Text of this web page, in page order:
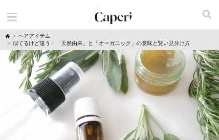
H
o
m
e
ヘアアイテム
似てるけど違う！「天然由来」と「オーガニック」の意味と賢い見分け方